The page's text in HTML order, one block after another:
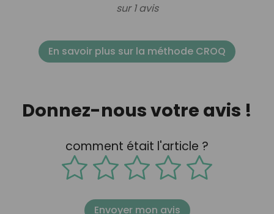
sur 1 avis
En savoir plus sur la méthode CROQ
Donnez-nous votre avis !
comment était l'article ?
Envoyer mon avis